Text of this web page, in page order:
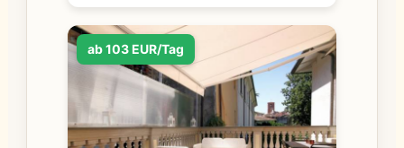
ab 103 EUR/Tag